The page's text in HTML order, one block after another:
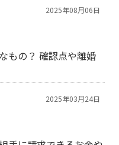
2025年08月06日
もの？ 確認点や離婚
2025年03月24日